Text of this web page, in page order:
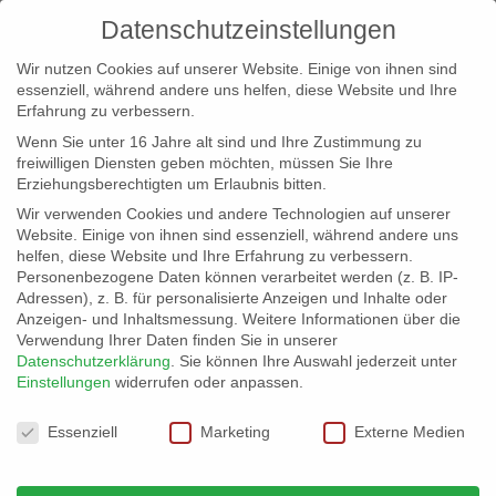
info@erfolgreich-events.de
+4940 46 777 230
Datenschutzeinstellungen
Wir nutzen Cookies auf unserer Website. Einige von ihnen sind
essenziell, während andere uns helfen, diese Website und Ihre
Erfahrung zu verbessern.
Wenn Sie unter 16 Jahre alt sind und Ihre Zustimmung zu
freiwilligen Diensten geben möchten, müssen Sie Ihre
Erziehungsberechtigten um Erlaubnis bitten.
Wir verwenden Cookies und andere Technologien auf unserer
Website. Einige von ihnen sind essenziell, während andere uns
helfen, diese Website und Ihre Erfahrung zu verbessern.
Personenbezogene Daten können verarbeitet werden (z. B. IP-
Adressen), z. B. für personalisierte Anzeigen und Inhalte oder
Anzeigen- und Inhaltsmessung. Weitere Informationen über die
Verwendung Ihrer Daten finden Sie in unserer
Datenschutzerklärung
Sie können Ihre Auswahl jederzeit unter
Einstellungen widerrufen oder anpassen.
Datenschutzeinstellungen
Essenziell Marketing Externe Medien